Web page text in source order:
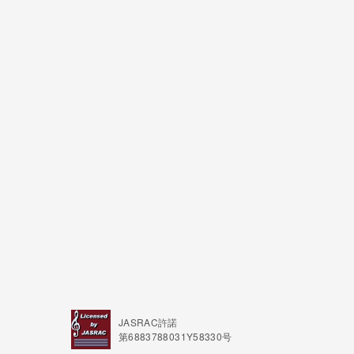
JASRAC許諾
第6883788031Y58330号